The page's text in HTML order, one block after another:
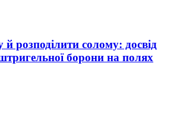
розподілити солому: досвід
борони на полях